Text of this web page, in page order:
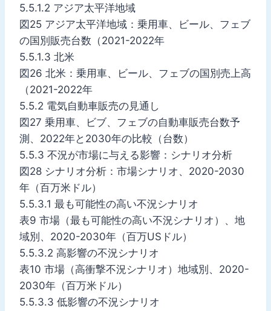
5.5.1.2 アジア太平洋地域
図25 アジア太平洋地域：乗用車、ビール、フェブ
の国別販売台数（2021-2022年
5.5.1.3 北米
図26 北米：乗用車、ビール、フェブの国別売上高
（2021-2022年
5.5.2 電気自動車販売の見通し
図27 乗用車、ビブ、フェブの自動車販売台数予
測、2022年と2030年の比較（台数）
5.5.3 不況が市場に与える影響：シナリオ分析
図28 シナリオ分析：市場シナリオ、2020-2030
年（百万米ドル）
5.5.3.1 最も可能性の高い不況シナリオ
表9 市場（最も可能性の高い不況シナリオ）、地
域別、2020-2030年（百万USドル）
5.5.3.2 高影響の不況シナリオ
表10 市場（高衝撃不況シナリオ）地域別、2020-
2030年（百万米ドル）
5.5.3.3 低影響の不況シナリオ